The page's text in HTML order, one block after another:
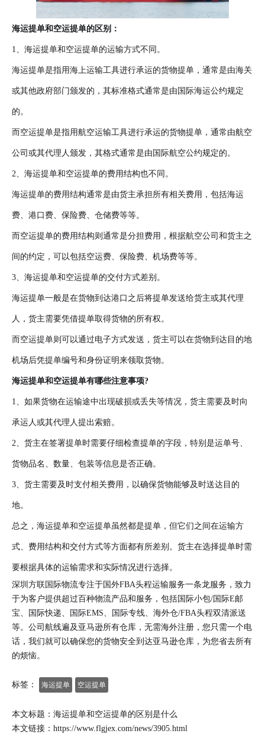
海运提单和空运提单的区别：
1、海运提单和空运提单的运输方式不同。
海运提单是指用海上运输工具进行承运的货物提单，通常是由海关
或其他政府部门颁发的，其标准格式通常是由国际海运公约规定
的。
而空运提单是指用航空运输工具进行承运的货物提单，通常由航空
公司或其代理人颁发，其格式通常是由国际航空公约规定的。
2、海运提单和空运提单的费用结构也不同。
海运提单的费用结构通常是由货主承担所有相关费用，包括海运
费、港口费、保险费、仓储费等等。
而空运提单的费用结构则通常是分担费用，根据航空公司和货主之
间的约定，可以包括空运费、保险费、机场费等等。
3、海运提单和空运提单的交付方式差别。
海运提单一般是在货物到达港口之后将提单发送给货主或其代理
人，货主需要凭借提单取得货物的所有权。
而空运提单则可以通过电子方式发送，货主可以在货物到达目的地
机场后凭提单编号和身份证明来领取货物。
海运提单和空运提单有哪些注意事项?
1、如果货物在运输途中出现破损或丢失等情况，货主需要及时向
承运人或其代理人提出索赔。
2、货主在签署提单时需要仔细检查提单的字段，特别是运单号、
货物品名、数量、包装等信息是否正确。
3、货主需要及时支付相关费用，以确保货物能够及时送达目的
地。
总之，海运提单和空运提单虽然都是提单，但它们之间在运输方
式、费用结构和交付方式等方面都有所差别。货主在选择提单时需
要根据具体的运输需求和实际情况进行选择。
深圳方联国际物流专注于国外FBA头程运输服务一条龙服务，致力
于为客户提供超过百种物流产品和服务，包括国际小包/国际E邮
宝、国际快递、国际EMS、国际专线、海外仓/FBA头程双清派送
等。公司航线遍及亚马逊所有仓库，无需海外注册，您只需一个电
话，我们就可以确保您的货物安全到达亚马逊仓库，为您省去所有
的烦恼。
标签： 海运提单 空运提单
本文标题：海运提单和空运提单的区别是什么
本文链接： https://www.flgjex.com/news/3905.html